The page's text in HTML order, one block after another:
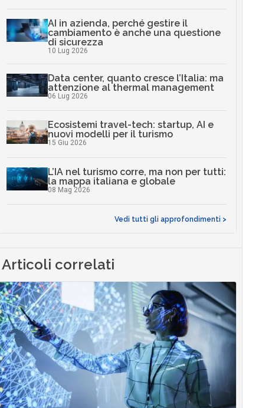
AI in azienda, perché gestire il
cambiamento è anche una questione
di sicurezza
10 Lug 2026
Data center, quanto cresce l’Italia: ma
attenzione al thermal management
06 Lug 2026
Ecosistemi travel-tech: startup, AI e
nuovi modelli per il turismo
15 Giu 2026
L’IA nel turismo corre, ma non per tutti:
la mappa italiana e globale
08 Mag 2026
Vedi tutti gli approfondimenti >
Articoli correlati